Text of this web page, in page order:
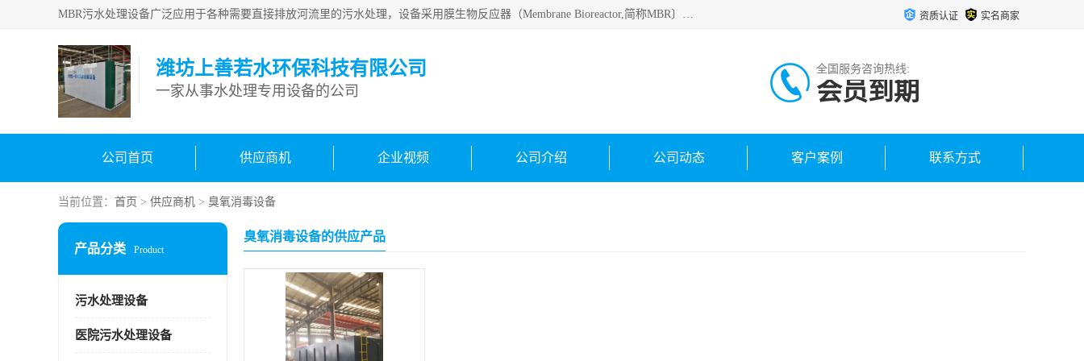
MBR污水处理设备广泛应用于各种需要直接排放河流里的污水处理，设备采用膜生物反应器（Membrane Bioreactor,简称MBR〕技术，取代了传统工艺中的二沉池，它可以*地进行固液分离，得到直接使用的稳定中水，又可在生物池内维持高浓度的微生物量，工艺剩余污泥少，极有效地去除氨氮，出水悬浮物和浊度接近于零，出水中细菌和病毒被大幅度去除，能耗低，占地面积小。 资质认证 实名商家
潍坊上善若水环保科技有限公司
一家从事水处理专用设备的公司
全国服务咨询热线:
会员到期
公司首页 供应商机 企业视频 公司介绍 公司动态 客户案例 联系方式
当前位置： 首页 > 供应商机 > 臭氧消毒设备
产品分类 Product
污水处理设备
医院污水处理设备
臭氧消毒设备的供应产品